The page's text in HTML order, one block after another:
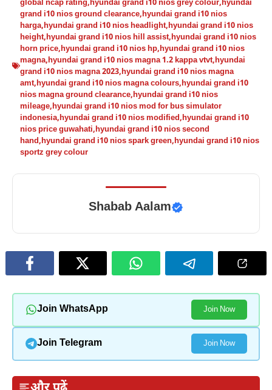
global ncap rating,hyundai grand i10 nios grey colour,hyundai
grand i10 nios ground clearance,hyundai grand i10 nios
harga,hyundai grand i10 nios headlight,hyundai grand i10 nios
height,hyundai grand i10 nios hill assist,hyundai grand i10 nios
horn price,hyundai grand i10 nios hp,hyundai grand i10 nios
magna,hyundai grand i10 nios magna 1.2 kappa vtvt,hyundai
grand i10 nios magna 2023,hyundai grand i10 nios magna
amt,hyundai grand i10 nios magna colours,hyundai grand i10
nios magna ground clearance,hyundai grand i10 nios
mileage,hyundai grand i10 nios mod for bus simulator
indonesia,hyundai grand i10 nios modified,hyundai grand i10
nios price guwahati,hyundai grand i10 nios second
hand,hyundai grand i10 nios spark green,hyundai grand i10 nios
sportz grey colour
Shabab Aalam
Join WhatsApp Join Now
Join Telegram Join Now